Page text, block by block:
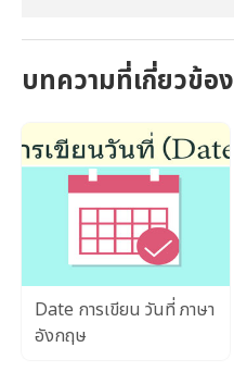
บทความที่เกี่ยวข้อง
Date การเขียน วันที่ ภาษา
อังกฤษ